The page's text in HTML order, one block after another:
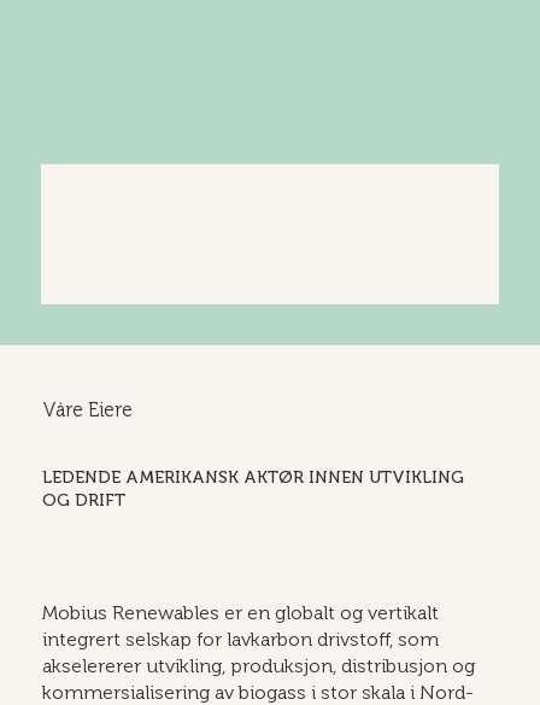
Våre Eiere
LEDENDE AMERIKANSK AKTØR INNEN UTVIKLING
OG DRIFT
Mobius Renewables er en globalt og vertikalt
integrert selskap for lavkarbon drivstoff, som
akselererer utvikling, produksjon, distribusjon og
kommersialisering av biogass i stor skala i Nord-